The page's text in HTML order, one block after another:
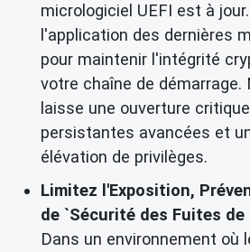
micrologiciel UEFI est à
l'application des dernières
pour maintenir l'intégrité
votre chaîne de démarrage.
laisse une ouverture
persistantes avancées et
élévation de privilèges.
Limitez l'Exposition,
de `Sécurité des Fuites de
Dans un environnement où